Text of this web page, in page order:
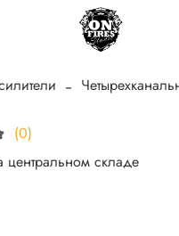
(0)
центральном складе